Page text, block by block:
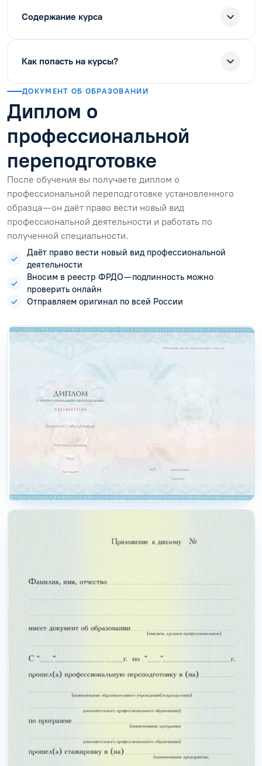
Содержание курса
Как попасть на курсы?
ДОКУМЕНТ ОБ ОБРАЗОВАНИИ
Диплом о
профессиональной
переподготовке
После обучения вы получаете диплом о
профессиональной переподготовке установленного
образца — он даёт право вести новый вид
профессиональной деятельности и работать по
полученной специальности.
Даёт право вести новый вид профессиональной
деятельности
Вносим в реестр ФРДО — подлинность можно
проверить онлайн
Отправляем оригинал по всей России